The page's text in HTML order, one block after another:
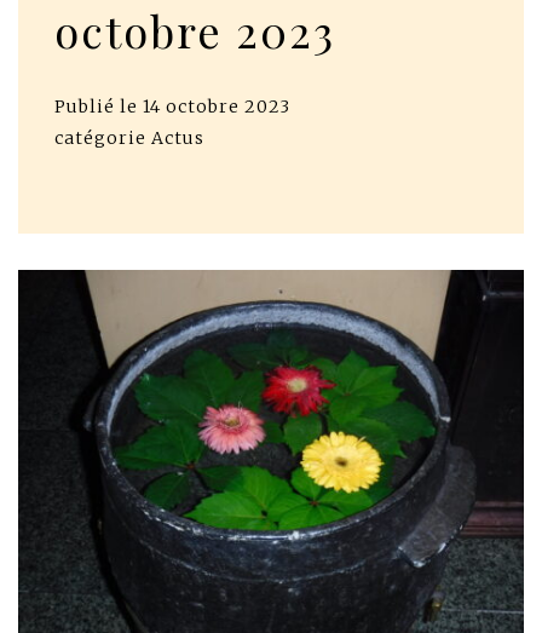
octobre 2023
Publié le 14 octobre 2023
catégorie Actus